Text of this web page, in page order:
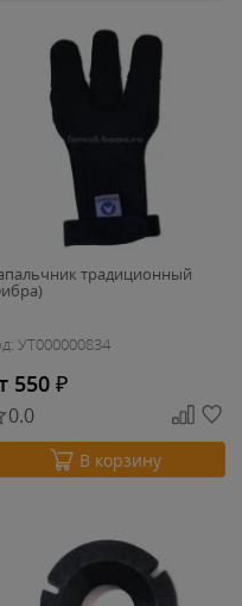
традиционный
УТ000000834
550 ₽
0.0
В корзину